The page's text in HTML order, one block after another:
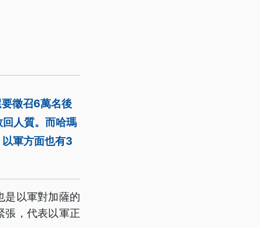
徵召6萬名後
人質。而哈瑪
軍方面也有3
是以軍對加薩的
張，代表以軍正